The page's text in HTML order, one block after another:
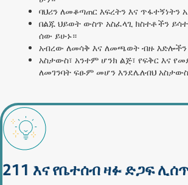
ባህሪን ለመቆጣጠር እፍረትን እና ጥፋተኝነትን
በልጁ ህይወት ውስጥ አስፈላጊ ክስተቶችን
ሰው ይሁኑ።
አብረው ለመሳቅ እና ለመጫወት ብዙ
አስታውስ፣ አንተም ሆንክ ልጅ፣ የፍቅር እና
ለመገንባት ፍፁም መሆን እንደሌለብህ
211 እና የቤተሰብ ዛፉ ድጋፍ